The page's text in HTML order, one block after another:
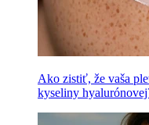
Ako zistiť, že vaša
kyseliny